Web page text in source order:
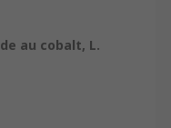
au cobalt, L.